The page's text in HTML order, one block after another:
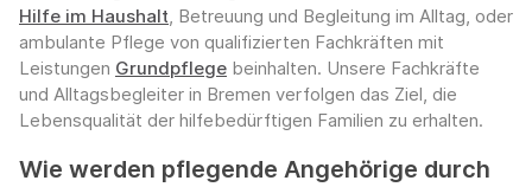
Hilfe im Haushalt, Betreuung und Begleitung im Alltag, oder
ambulante Pflege von qualifizierten Fachkräften mit
Leistungen Grundpflege beinhalten. Unsere Fachkräfte
und Alltagsbegleiter in Bremen verfolgen das Ziel, die
Lebensqualität der hilfebedürftigen Familien zu erhalten.
Wie werden pflegende Angehörige durch